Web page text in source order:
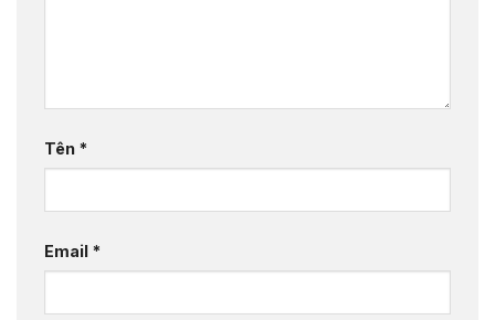
Tên *
Email *